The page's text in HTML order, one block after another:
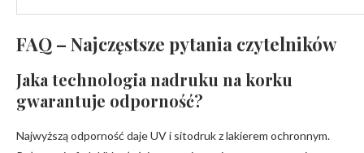
FAQ – Najczęstsze pytania czytelników
Jaka technologia nadruku na korku
gwarantuje odporność?
Najwyższą odporność daje UV i sitodruk z lakierem ochronnym.